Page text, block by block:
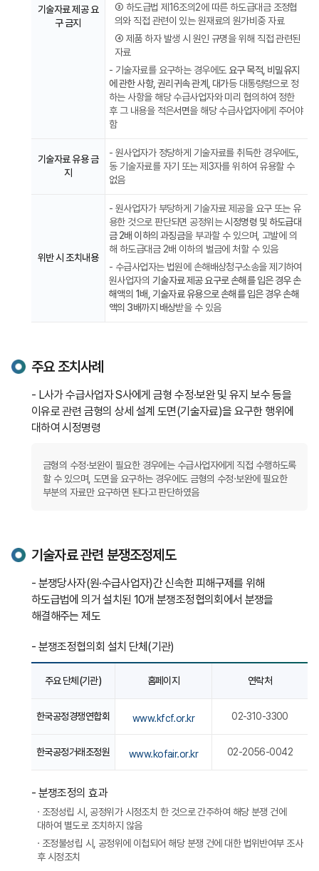
사항
기술자료 제공 요
구 금지
③ 하도급법 제16조의2에 따른 하도급대금 조정협
의와 직접 관련이 있는 원재료의 원가비중 자료
④ 제품 하자 발생 시 원인 규명을 위해 직접 관련된
자료
- 기술자료를 요구하는 경우에도 요구 목적, 비밀유지
에 관한 사항, 권리귀속 관계, 대가등 대통령령으로 정
하는 사항을 해당 수급사업자와 미리 협의하여 정한
후 그 내용을 적은서면을 해당 수급사업자에게 주어야
함
기술자료 유용 금
지
- 원사업자가 정당하게 기술자료를 취득한 경우에도,
동 기술자료를 자기 또는 제3자를 위하여 유용할 수
없음
위반 시 조치내용
- 원사업자가 부당하게 기술자료 제공을 요구 또는 유
용한 것으로 판단되면 공정위는시정명령 및 하도급대
금 2배 이하의 과징금을 부과할 수 있으며, 고발에 의
해 하도급대금 2배 이하의 벌금에 처할 수 있음
- 수급사업자는 법원에 손해배상청구소송을 제기하여
원사업자의 기술자료 제공 요구로 손해를 입은 경우 손
해액의 1배, 기술자료 유용으로 손해를 입은 경우 손해
액의 3배까지 배상받을 수 있음
주요 조치사례
- L사가 수급사업자 S사에게 금형 수정·보완 및 유지 보수 등을
이유로 관련 금형의 상세 설계 도면(기술자료)을 요구한 행위에
대하여 시정명령
금형의 수정·보완이 필요한 경우에는 수급사업자에게 직접 수행하도록
할 수 있으며, 도면을 요구하는 경우에도 금형의 수정·보완에 필요한
부분의 자료만 요구하면 된다고 판단하였음
기술자료 관련 분쟁조정제도
- 분쟁당사자(원·수급사업자)간 신속한 피해구제를 위해
하도급법에 의거 설치된 10개 분쟁조정협의회에서 분쟁을
해결해주는 제도
- 분쟁조정협의회 설치 단체(기관)
지방청별
및
상담전화
주요 단체(기관) 홈페이지 연락처
한국공정경쟁연합회 www.kfcf.or.kr 02-310-3300
한국공정거래조정원 www.kofair.or.kr 02-2056-0042
- 분쟁조정의 효과
· 조정성립 시, 공정위가 시정조치 한 것으로 간주하여 해당 분쟁 건에
대하여 별도로 조치하지 않음
· 조정불성립 시, 공정위에 이첩되어 해당 분쟁 건에 대한 법위반여부 조사
후 시정조치